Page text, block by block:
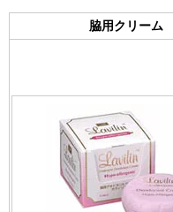
脇用クリーム